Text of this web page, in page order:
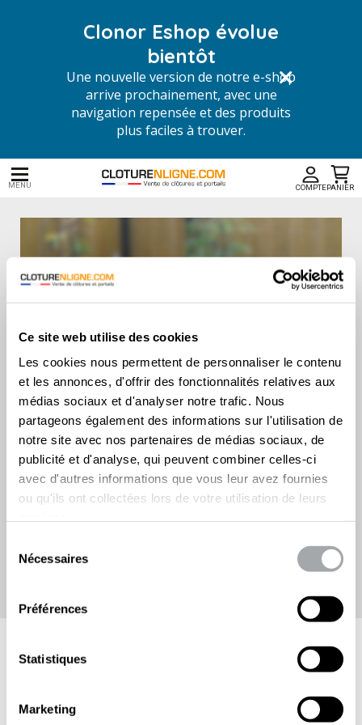
Ce site web utilise des cookies
Les cookies nous permettent de personnaliser le contenu
et les annonces, d'offrir des fonctionnalités relatives aux
médias sociaux et d'analyser notre trafic. Nous
partageons également des informations sur l'utilisation de
notre site avec nos partenaires de médias sociaux, de
publicité et d'analyse, qui peuvent combiner celles-ci
avec d'autres informations que vous leur avez fournies
ou qu'ils ont collectées lors de votre utilisation de leurs
Nécessaires
Préférences
Statistiques
Marketing
Clonor Eshop évolue
bientôt
Une nouvelle version de notre e-shop
arrive prochainement, avec une
navigation repensée et des produits
plus faciles à trouver.
MENU COMPTEPANIER
Oups...erreur 500
Il semblerait qu'une erreur se soit produite.
Veuillez nous excuser de la gêne occasionnée.
Retour à la page
Configurateur
Galerie d'inspiration
Nos agences
Espaces conseils
Nos produits
Occultants
Portails et Portillons
Nos agences